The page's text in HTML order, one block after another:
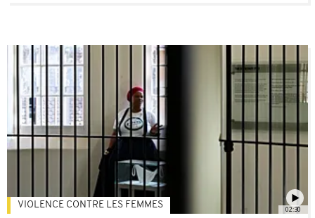
02:30
VIOLENCE CONTRE LES FEMMES